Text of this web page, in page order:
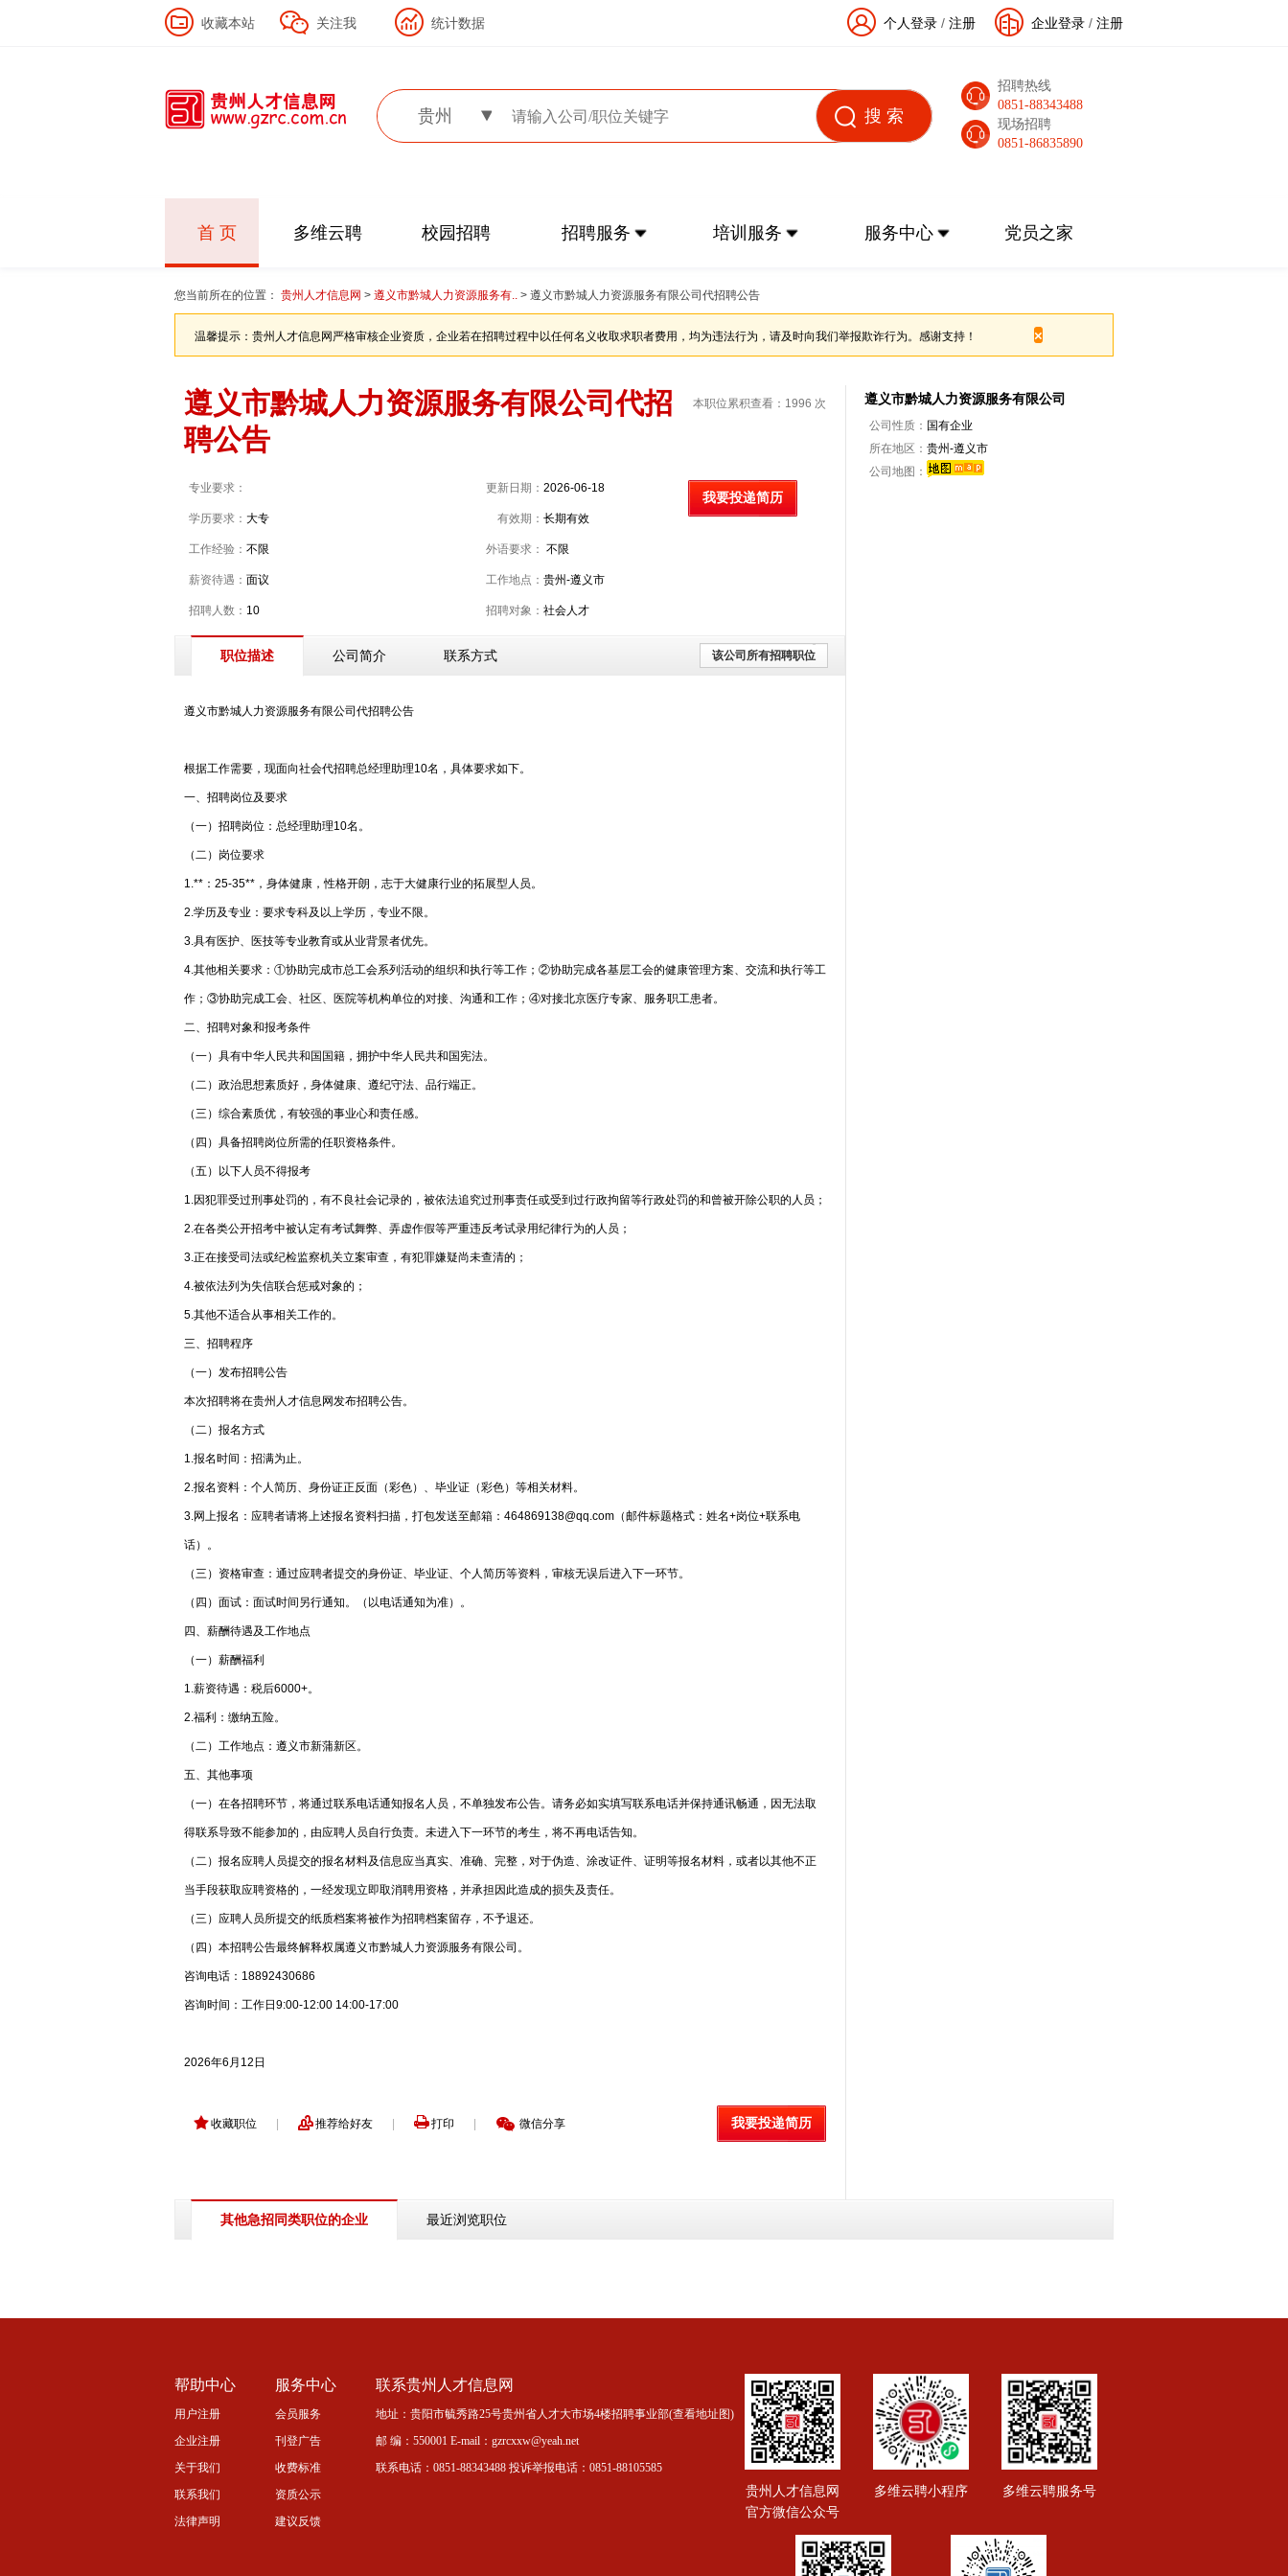
收藏本站 关注我 统计数据 企业登录 / 注册
个人登录 / 注册
贵州
招聘热线
0851-88343488
现场招聘
0851-86835890
首 页 多维云聘 校园招聘 招聘服务 培训服务 服务中心 党员之家
您当前所在的位置： 贵州人才信息网 > 遵义市黔城人力资源服务有.. > 遵义市黔城人力资源服务有限公司代招聘公告
温馨提示：贵州人才信息网严格审核企业资质，企业若在招聘过程中以任何名义收取求职者费用，均为违法行为，请及时向我们举报欺诈行为。感谢支持！ ×
本职位累积查看：1996 次
遵义市黔城人力资源服务有限公司代招
聘公告
专业要求：
学历要求： 大专
工作经验： 不限
薪资待遇： 面议
招聘人数： 10
我要投递简历
更新日期： 2026-06-18
有效期： 长期有效
外语要求： 不限
工作地点： 贵州-遵义市
招聘对象： 社会人才
职位描述 公司简介 联系方式 该公司所有招聘职位
遵义市黔城人力资源服务有限公司代招聘公告
根据工作需要，现面向社会代招聘总经理助理10名，具体要求如下。
一、招聘岗位及要求
（一）招聘岗位：总经理助理10名。
（二）岗位要求
1.**：25-35**，身体健康，性格开朗，志于大健康行业的拓展型人员。
2.学历及专业：要求专科及以上学历，专业不限。
3.具有医护、医技等专业教育或从业背景者优先。
4.其他相关要求：①协助完成市总工会系列活动的组织和执行等工作；②协助完成各基层工会的健康管理方案、交流和执行等工
作；③协助完成工会、社区、医院等机构单位的对接、沟通和工作；④对接北京医疗专家、服务职工患者。
二、招聘对象和报考条件
（一）具有中华人民共和国国籍，拥护中华人民共和国宪法。
（二）政治思想素质好，身体健康、遵纪守法、品行端正。
（三）综合素质优，有较强的事业心和责任感。
（四）具备招聘岗位所需的任职资格条件。
（五）以下人员不得报考
1.因犯罪受过刑事处罚的，有不良社会记录的，被依法追究过刑事责任或受到过行政拘留等行政处罚的和曾被开除公职的人员；
2.在各类公开招考中被认定有考试舞弊、弄虚作假等严重违反考试录用纪律行为的人员；
3.正在接受司法或纪检监察机关立案审查，有犯罪嫌疑尚未查清的；
4.被依法列为失信联合惩戒对象的；
5.其他不适合从事相关工作的。
三、招聘程序
（一）发布招聘公告
本次招聘将在贵州人才信息网发布招聘公告。
（二）报名方式
1.报名时间：招满为止。
2.报名资料：个人简历、身份证正反面（彩色）、毕业证（彩色）等相关材料。
3.网上报名：应聘者请将上述报名资料扫描，打包发送至邮箱：464869138@qq.com（邮件标题格式：姓名+岗位+联系电
话）。
（三）资格审查：通过应聘者提交的身份证、毕业证、个人简历等资料，审核无误后进入下一环节。
（四）面试：面试时间另行通知。（以电话通知为准）。
四、薪酬待遇及工作地点
（一）薪酬福利
1.薪资待遇：税后6000+。
2.福利：缴纳五险。
（二）工作地点：遵义市新蒲新区。
五、其他事项
（一）在各招聘环节，将通过联系电话通知报名人员，不单独发布公告。请务必如实填写联系电话并保持通讯畅通，因无法取
得联系导致不能参加的，由应聘人员自行负责。未进入下一环节的考生，将不再电话告知。
（二）报名应聘人员提交的报名材料及信息应当真实、准确、完整，对于伪造、涂改证件、证明等报名材料，或者以其他不正
当手段获取应聘资格的，一经发现立即取消聘用资格，并承担因此造成的损失及责任。
（三）应聘人员所提交的纸质档案将被作为招聘档案留存，不予退还。
（四）本招聘公告最终解释权属遵义市黔城人力资源服务有限公司。
咨询电话：18892430686
咨询时间：工作日9:00-12:00 14:00-17:00
2026年6月12日
收藏职位 推荐给好友 打印 微信分享 我要投递简历
遵义市黔城人力资源服务有限公司
公司性质： 国有企业
所在地区： 贵州-遵义市
公司地图：
其他急招同类职位的企业 最近浏览职位
帮助中心
用户注册
企业注册
关于我们
联系我们
法律声明
服务中心
会员服务
刊登广告
收费标准
资质公示
建议反馈
联系贵州人才信息网
地址：贵阳市毓秀路25号贵州省人才大市场4楼招聘事业部(查看地址图)
邮 编：550001 E-mail：gzrcxxw@yeah.net
联系电话：0851-88343488 投诉举报电话：0851-88105585
贵州人才信息网
官方微信公众号
多维云聘小程序 多维云聘服务号